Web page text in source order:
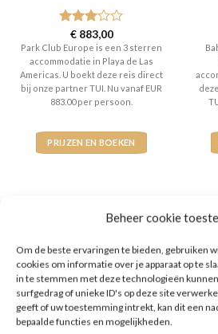
Beheer cookie
Om de beste ervaringen te bieden, gebruiken
cookies om informatie over je apparaat op te
in te stemmen met deze technologieën
surfgedrag of unieke ID's op deze site
geeft of uw toestemming intrekt, kan dit een
bepaalde functies en mogelijkheden.
Gewaardeerd
3uit 5
€883,00
Park Club Europe is een 3 sterren
accommodatie in Playa de Las
Americas. U boekt deze reis direct
bij onze partner TUI. Nu vanaf EUR
883.00 per persoon.
PRIJZEN EN BOEKEN
WAT ZE OVER